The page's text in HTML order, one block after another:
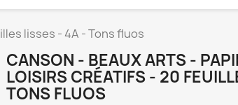
lisses - 4A - Tons fluos
CANSON - BEAUX ARTS -
LOISIRS CRÉATIFS - 20
TONS FLUOS